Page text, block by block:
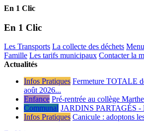
En 1 Clic
En 1 Clic
Les Transports La collecte des déchets
Famille Les tarifs municipaux Contacter la
Actualités
Infos Pratiques Fermeture TOTALE
août 2026...
Enfance Pré-rentrée au collège
Communal JARDINS PARTAGÉS -
Infos Pratiques Canicule : adoptons